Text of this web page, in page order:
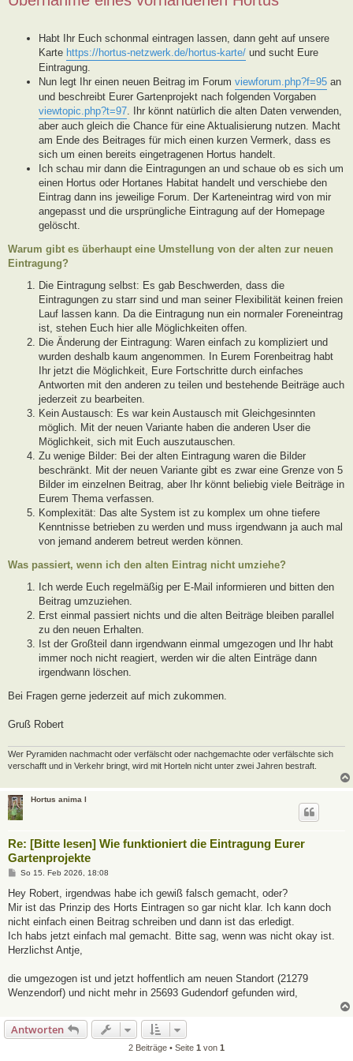
Habt Ihr Euch schonmal eintragen lassen, dann geht auf unsere
Karte https://hortus-netzwerk.de/hortus-karte/ und sucht Eure
Eintragung.
Nun legt Ihr einen neuen Beitrag im Forum viewforum.php?f=95 an
und beschreibt Eurer Gartenprojekt nach folgenden Vorgaben
viewtopic.php?t=97. Ihr könnt natürlich die alten Daten verwenden,
aber auch gleich die Chance für eine Aktualisierung nutzen. Macht
am Ende des Beitrages für mich einen kurzen Vermerk, dass es
sich um einen bereits eingetragenen Hortus handelt.
Ich schau mir dann die Eintragungen an und schaue ob es sich um
einen Hortus oder Hortanes Habitat handelt und verschiebe den
Eintrag dann ins jeweilige Forum. Der Karteneintrag wird von mir
angepasst und die ursprüngliche Eintragung auf der Homepage
gelöscht.
Warum gibt es überhaupt eine Umstellung von der alten zur neuen
Eintragung?
Die Eintragung selbst: Es gab Beschwerden, dass die
Eintragungen zu starr sind und man seiner Flexibilität keinen freien
Lauf lassen kann. Da die Eintragung nun ein normaler Foreneintrag
ist, stehen Euch hier alle Möglichkeiten offen.
Die Änderung der Eintragung: Waren einfach zu kompliziert und
wurden deshalb kaum angenommen. In Eurem Forenbeitrag habt
Ihr jetzt die Möglichkeit, Eure Fortschritte durch einfaches
Antworten mit den anderen zu teilen und bestehende Beiträge auch
jederzeit zu bearbeiten.
Kein Austausch: Es war kein Austausch mit Gleichgesinnten
möglich. Mit der neuen Variante haben die anderen User die
Möglichkeit, sich mit Euch auszutauschen.
Zu wenige Bilder: Bei der alten Eintragung waren die Bilder
beschränkt. Mit der neuen Variante gibt es zwar eine Grenze von 5
Bilder im einzelnen Beitrag, aber Ihr könnt beliebig viele Beiträge in
Eurem Thema verfassen.
Komplexität: Das alte System ist zu komplex um ohne tiefere
Kenntnisse betrieben zu werden und muss irgendwann ja auch mal
von jemand anderem betreut werden können.
Was passiert, wenn ich den alten Eintrag nicht umziehe?
Ich werde Euch regelmäßig per E-Mail informieren und bitten den
Beitrag umzuziehen.
Erst einmal passiert nichts und die alten Beiträge bleiben parallel
zu den neuen Erhalten.
Ist der Großteil dann irgendwann einmal umgezogen und Ihr habt
immer noch nicht reagiert, werden wir die alten Einträge dann
irgendwann löschen.
Bei Fragen gerne jederzeit auf mich zukommen.
Gruß Robert
Wer Pyramiden nachmacht oder verfälscht oder nachgemachte oder verfälschte sich
verschafft und in Verkehr bringt, wird mit Horteln nicht unter zwei Jahren bestraft.
Hortus anima l
Re: [Bitte lesen] Wie funktioniert die Eintragung Eurer
Gartenprojekte
B
i
r
a
So 15. Feb 2026, 18:08
Hey Robert, irgendwas habe ich gewiß falsch gemacht, oder?
Mir ist das Prinzip des Horts Eintragen so gar nicht klar. Ich kann doch
nicht einfach einen Beitrag schreiben und dann ist das erledigt.
Ich habs jetzt einfach mal gemacht. Bitte sag, wenn was nicht okay ist.
Herzlichst Antje,
die umgezogen ist und jetzt hoffentlich am neuen Standort (21279
Wenzendorf) und nicht mehr in 25693 Gudendorf gefunden wird,
Antworten
2 Beiträge • Seite 1 von 1